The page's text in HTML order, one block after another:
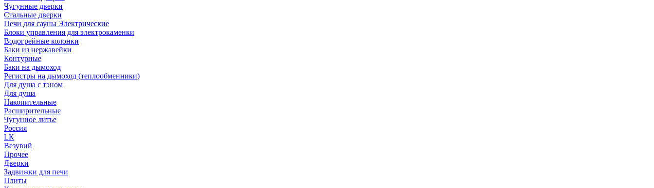
Чугунные дверки
Стальные дверки
Печи для сауны Электрические
Блоки управления для электрокаменки
Водогрейные колонки
Баки из нержавейки
Контурные
Баки на дымоход
Регистры на дымоход (теплообменники)
Для душа с тэном
Для душа
Накопительные
Расширительные
Чугунное литье
Россия
LК
Везувий
Прочее
Дверки
Задвижки для печи
Плиты